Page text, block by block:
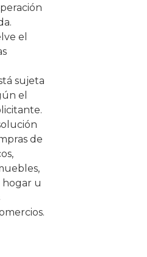
el
sujeta
el
de
hogar u